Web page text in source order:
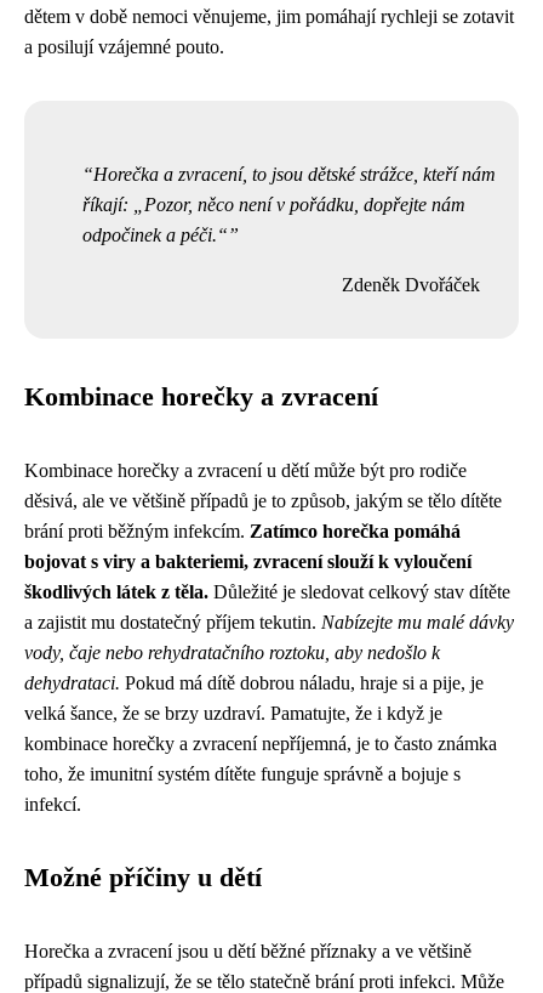
dětem v době nemoci věnujeme, jim pomáhají rychleji se zotavit
a posilují vzájemné pouto.
Horečka a zvracení, to jsou dětské strážce, kteří nám
říkají: „Pozor, něco není v pořádku, dopřejte nám
odpočinek a péči.“
Zdeněk Dvořáček
Kombinace horečky a zvracení
Kombinace horečky a zvracení u dětí může být pro rodiče
děsivá, ale ve většině případů je to způsob, jakým se tělo dítěte
brání proti běžným infekcím. Zatímco horečka pomáhá
bojovat s viry a bakteriemi, zvracení slouží k vyloučení
škodlivých látek z těla. Důležité je sledovat celkový stav dítěte
a zajistit mu dostatečný příjem tekutin. Nabízejte mu malé dávky
vody, čaje nebo rehydratačního roztoku, aby nedošlo k
dehydrataci. Pokud má dítě dobrou náladu, hraje si a pije, je
velká šance, že se brzy uzdraví. Pamatujte, že i když je
kombinace horečky a zvracení nepříjemná, je to často známka
toho, že imunitní systém dítěte funguje správně a bojuje s
infekcí.
Možné příčiny u dětí
Horečka a zvracení jsou u dětí běžné příznaky a ve většině
případů signalizují, že se tělo statečně brání proti infekci. Může